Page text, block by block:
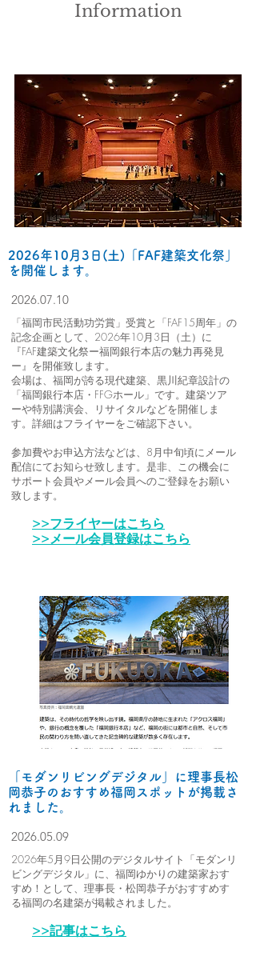
Information
2026年10月3日(土)「FAF建築文化祭」
を開催します。
2026.07.10
「福岡市民活動功労賞」受賞と「FAF15周年」の
記念企画として、2026年10月3日（土）に
『FAF建築文化祭ー福岡銀行本店の魅力再発見
ー』を開催致します。
会場は、福岡が誇る現代建築、黒川紀章設計の
「福岡銀行本店・FFGホール」です。建築ツア
ーや特別講演会、リサイタルなどを開催しま
す。詳細はフライヤーをご確認下さい。
参加費やお申込方法などは、8月中旬頃にメール
配信にてお知らせ致します。是非、この機会に
サポート会員やメール会員へのご登録をお願い
致します。
>>フライヤーはこちら
>>メール会員登録はこちら
「モダンリビングデジタル」に理事長松
岡恭子のおすすめ福岡スポットが掲載さ
れました。
2026.05.09
2026年5月9日公開のデジタルサイト「モダンリ
ビングデジタル」に、福岡ゆかりの建築家おす
すめ！として、理事長・松岡恭子がおすすめす
る福岡の名建築が掲載されました。
>>記事はこちら